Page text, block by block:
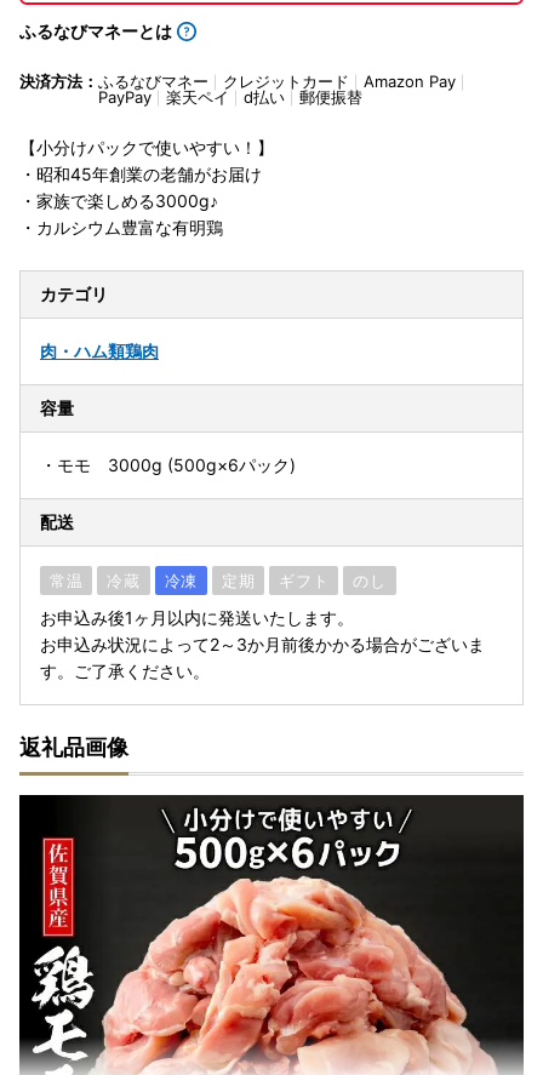
ふるなびマネーとは
決済方法： ふるなびマネー クレジットカード
Amazon Pay
PayPay
楽天ペイ d払い 郵便振替
【小分けパックで使いやすい！】
・昭和45年創業の老舗がお届け
・家族で楽しめる3000g♪
・カルシウム豊富な有明鶏
カテゴリ
肉・ハム類鶏肉
容量
・モモ 3000g (500g×6パック)
配送
常温 冷蔵 冷凍 定期 ギフト のし
お申込み後1ヶ月以内に発送いたします。
お申込み状況によって2～3か月前後かかる場合がございま
す。ご了承ください。
返礼品画像